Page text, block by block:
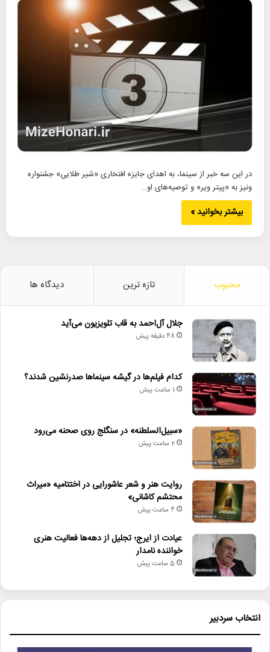
در این سه خبر از سینما، به اهدای جایزه افتخاری «شیر طلایی» جشنواره
ونیز به «پیتر ویر» و توصیه‌های او…
بیشتر بخوانید »
محبوب تازه ترین دیدگاه ها
جلال آل‌احمد به قاب تلویزیون می‌آید
48 دقیقه پیش
کدام فیلم‌ها در گیشه سینماها صدرنشین شدند؟
1 ساعت پیش
«سبیل‌السلطنه» در سنگلج روی صحنه می‌رود
2 ساعت پیش
روایت هنر و شعر عاشورایی در اختتامیه «میراث
محتشم کاشانی»
4 ساعت پیش
عیادت از ایرج؛ تجلیل از دهه‌ها فعالیت هنری
خواننده نامدار
5 ساعت پیش
انتخاب سردبیر